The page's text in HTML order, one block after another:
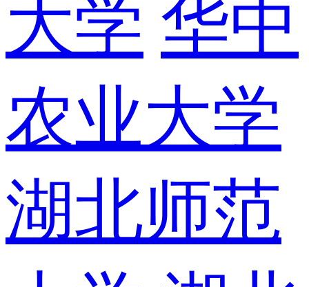
大学 华中
农业大学
湖北师范